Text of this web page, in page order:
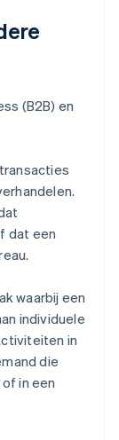
(B2B) en
dat een
waarbij een
individuele
in
die
in een